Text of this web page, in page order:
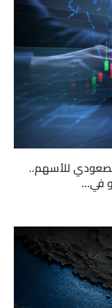
للأسهم..
في...